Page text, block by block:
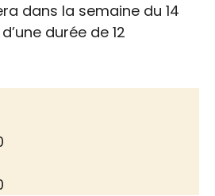
Club de
Saint-Jean-
Joli
dans la semaine du 14
durée de 12